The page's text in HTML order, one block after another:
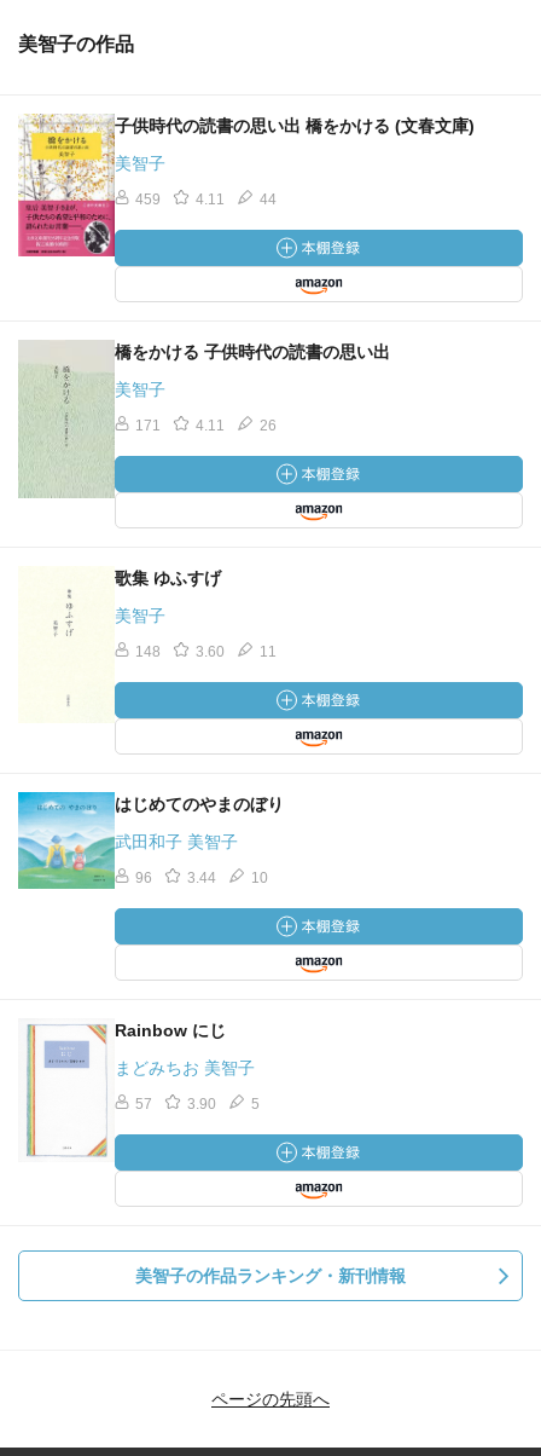
美智子の作品
子供時代の読書の思い出 橋をかける (文春文庫)
美智子
459 4.11 44
橋をかける 子供時代の読書の思い出
美智子
171 4.11 26
歌集 ゆふすげ
美智子
148 3.60 11
はじめてのやまのぼり
武田和子 美智子
96 3.44 10
Rainbow にじ
まどみちお 美智子
57 3.90 5
美智子の作品ランキング・新刊情報
ページの先頭へ